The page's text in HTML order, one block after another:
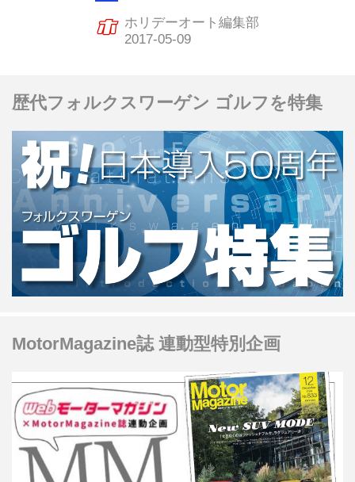
230.02mph（370.1813km/h）を達成、
世界最速のSUVであることを立証し
ホリデーオート編集部
歴代フォルクスワーゲン ゴルフを特集
MotorMagazine誌 連動型特別企画